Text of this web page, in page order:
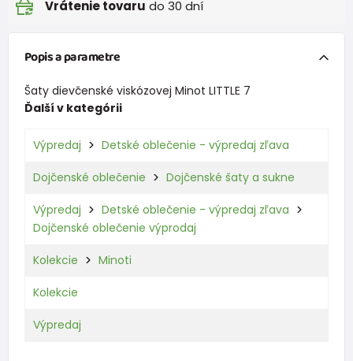
Vrátenie tovaru do 30 dní
Popis a parametre
Šaty dievčenské viskózovej Minot LITTLE 7
Ďalší v kategórii
Výpredaj Detské oblečenie - výpredaj zľava
Dojčenské oblečenie Dojčenské šaty a sukne
Výpredaj
Detské oblečenie - výpredaj zľava
Dojčenské oblečenie výprodaj
Kolekcie Minoti
Kolekcie
Výpredaj